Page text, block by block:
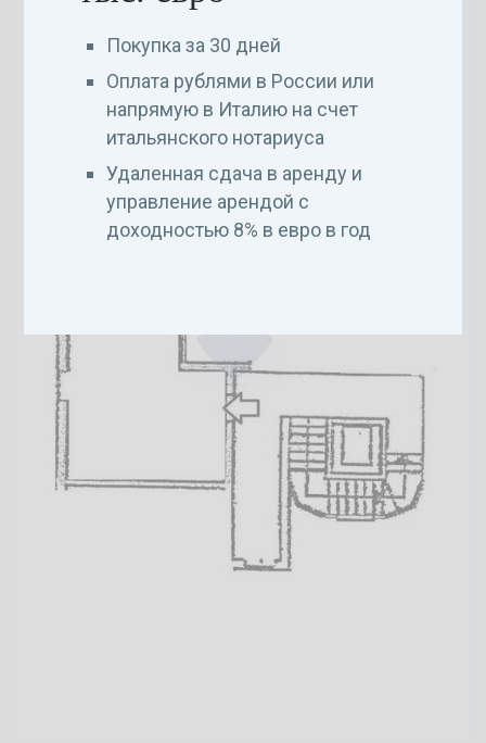
Покупка за 30 дней
Оплата рублями в России или
напрямую в Италию на счет
итальянского нотариуса
Удаленная сдача в аренду и
управление арендой с
доходностью 8% в евро в год